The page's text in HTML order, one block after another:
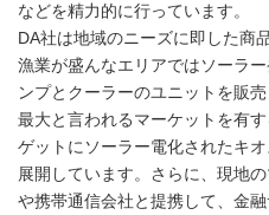
などを精力的に行っています。
DA社は地域のニーズに即した商
漁業が盛んなエリアではソーラ
ンプとクーラーのユニットを販
最大と言われるマーケットを有
ゲットにソーラー電化されたキ
展開しています。さらに、現地
や携帯通信会社と提携して、金